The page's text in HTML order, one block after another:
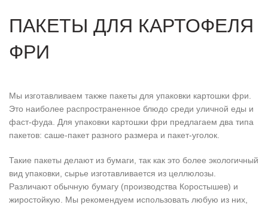
ПАКЕТЫ ДЛЯ КАРТОФЕЛЯ
ФРИ
Мы изготавливаем также пакеты для упаковки картошки фри.
Это наиболее распространенное блюдо среди уличной еды и
фаст-фуда. Для упаковки картошки фри предлагаем два типа
пакетов: саше-пакет разного размера и пакет-уголок.
Такие пакеты делают из бумаги, так как это более экологичный
вид упаковки, сырье изготавливается из целлюлозы.
Различают обычную бумагу (производства Коростышев) и
жиростойкую. Мы рекомендуем использовать любую из них,